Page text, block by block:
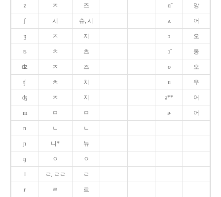
z ㅈ 즈 ɑ̃ 앙
ʃ 시 슈, 시 ʌ 어
ʒ ㅈ 지 ɔ 오
ʦ ㅊ 츠 ɔ̃ 옹
ʣ ㅈ 즈 o 오
ʧ ㅊ 치 u 우
ʤ ㅈ 지 ə** 어
m ㅁ ㅁ ɚ 어
n ㄴ ㄴ
ɲ 니* 뉴
ŋ ㅇ ㅇ
l ㄹ, ㄹㄹ ㄹ
r ㄹ 르